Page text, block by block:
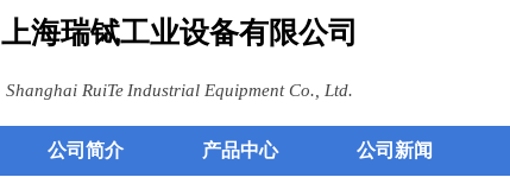
上海瑞铽工业设备有限公司
Shanghai RuiTe Industrial Equipment Co., Ltd.
公司简介 产品中心 公司新闻